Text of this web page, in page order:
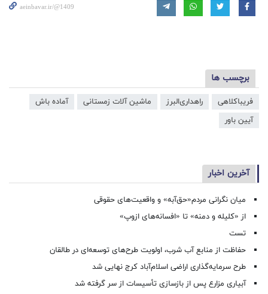
aeinbavar.ir/@1409
برچسب ها
فریباکلاهی راهداری‌البرز ماشین آلات زمستانی
آماده باش
آیین باور
آخرین اخبار
میان نگرانی مردم«حق‌آبه» و واقعیت‌های حقوقی
از «کلیله و دمنه» تا «افسانه‌های ازوپ»
تست
حفاظت از منابع آب شرب، اولویت طرح‌های توسعه‌ای در طالقان
طرح سرمایه‌گذاری اراضی اسلام‌آباد کرج نهایی شد
آبیاری مزارع پس از بازسازی تأسیسات از سر گرفته شد